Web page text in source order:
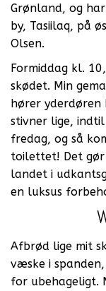
Grønland, og
by, Tasiilaq, på
Olsen.
Formiddag kl.
skødet. Min
hører yderdøren
stivner lige,
fredag, og så
toilettet! Det gør
landet i
en luksus
Afbrød lige mit
væske i
for ubehageligt.